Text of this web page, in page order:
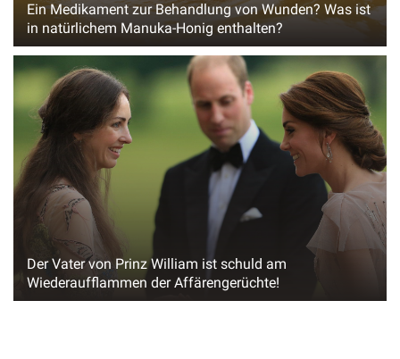
Ein Medikament zur Behandlung von Wunden? Was ist
in natürlichem Manuka-Honig enthalten?
Der Vater von Prinz William ist schuld am
Wiederaufflammen der Affärengerüchte!